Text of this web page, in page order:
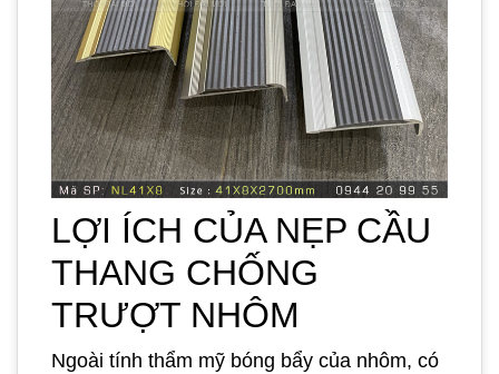
LỢI ÍCH CỦA NẸP CẦU
THANG CHỐNG
TRƯỢT NHÔM
Ngoài tính thẩm mỹ bóng bẩy của nhôm, có